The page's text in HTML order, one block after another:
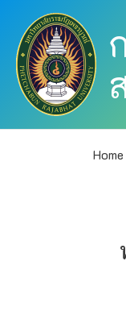
content
Home